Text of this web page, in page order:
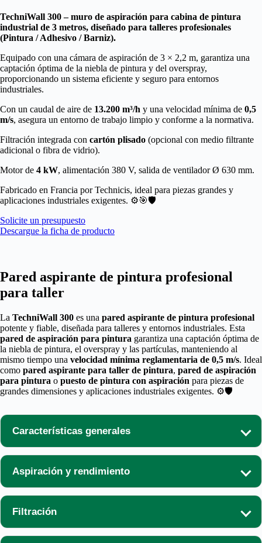
TechniWall 300 – muro de aspiración para cabina de pintura
industrial de 3 metros, diseñado para talleres profesionales
(Pintura / Adhesivo / Barniz).
Equipado con una cámara de aspiración de 3 × 2,2 m, garantiza una
captación óptima de la niebla de pintura y del overspray,
proporcionando un sistema eficiente y seguro para entornos
industriales.
Con un caudal de aire de 13.200 m³/h y una velocidad mínima de 0,5
m/s, asegura un entorno de trabajo limpio y conforme a la normativa.
Filtración integrada con cartón plisado (opcional con medio filtrante
adicional o fibra de vidrio).
Motor de 4 kW, alimentación 380 V, salida de ventilador Ø 630 mm.
Fabricado en Francia por Technicis, ideal para piezas grandes y
aplicaciones industriales exigentes. ⚙️🎯🛡️
Solicite un presupuesto
Descargue la ficha de producto
Pared aspirante de pintura profesional
para taller
La TechniWall 300 es una pared aspirante de pintura profesional
potente y fiable, diseñada para talleres y entornos industriales. Esta
pared de aspiración para pintura garantiza una captación óptima de
la niebla de pintura, el overspray y las partículas, manteniendo al
mismo tiempo una velocidad mínima reglamentaria de 0,5 m/s. Ideal
como pared aspirante para taller de pintura, pared de aspiración
para pintura o puesto de pintura con aspiración para piezas de
grandes dimensiones y aplicaciones industriales exigentes. ⚙️🛡️
Características generales
Ancho:3.000 mm
Altura:2.200 mm
Profundidad:1.000 mm
Estructura modular reforzada de gran formato, idónea
continuo
Aspiración y rendimiento
Caudal de aspiración de alto volumen:13.200 m³/h
Velocidad mínima del aire:
toda la superficie de captación
Filtración
Filtración principal:Filtro de cartón plisado de alta